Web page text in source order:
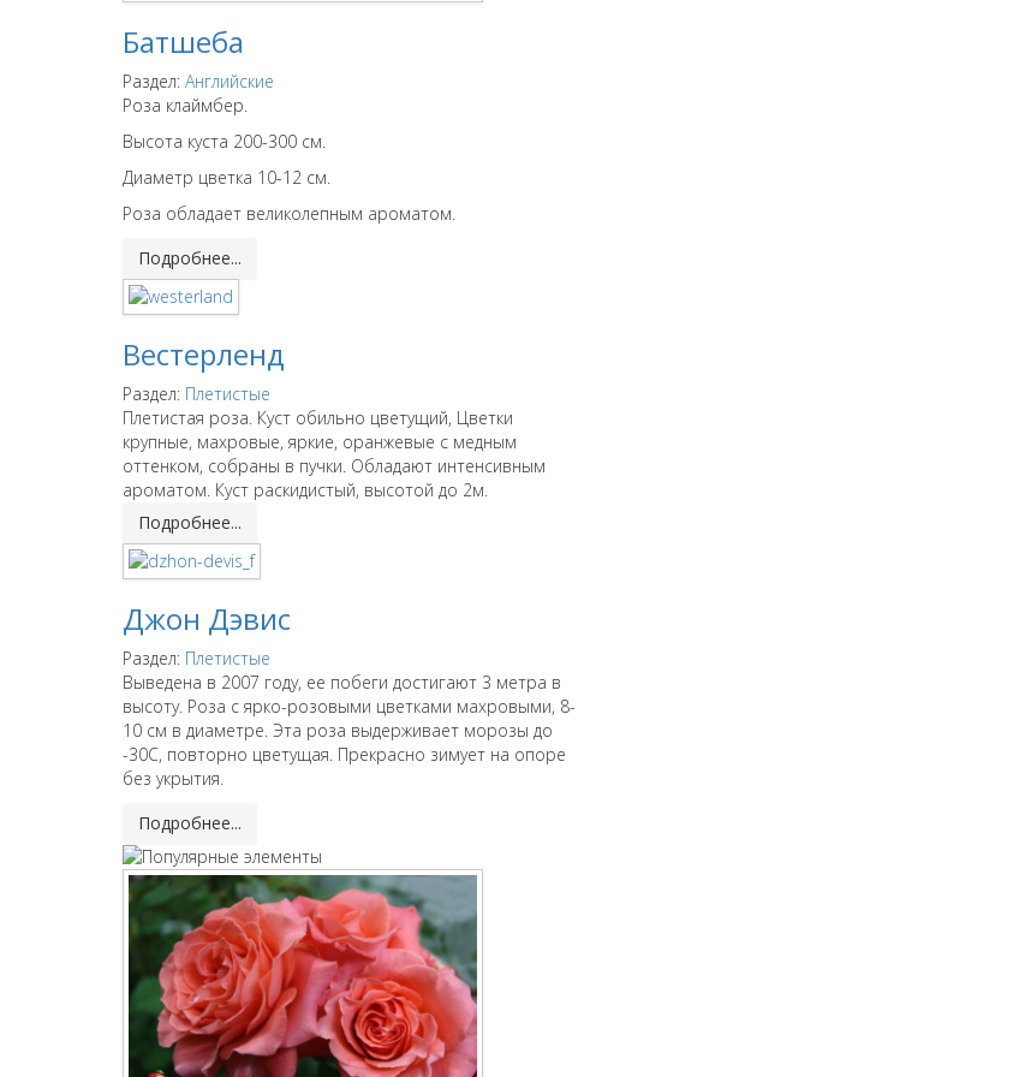
Батшеба
Раздел: Английские
Роза клаймбер.
Высота куста 200-300 см.
Диаметр цветка 10-12 см.
Роза обладает великолепным ароматом.
Подробнее...
Вестерленд
Раздел: Плетистые
Плетистая роза. Куст обильно цветущий, Цветки
крупные, махровые, яркие, оранжевые с медным
оттенком, собраны в пучки. Обладают интенсивным
ароматом. Куст раскидистый, высотой до 2м.
Подробнее...
Джон Дэвис
Раздел: Плетистые
Выведена в 2007 году, ее побеги достигают 3 метра в
высоту. Роза с ярко-розовыми цветками махровыми, 8-
10 см в диаметре. Эта роза выдерживает морозы до
-30С, повторно цветущая. Прекрасно зимует на опоре
без укрытия.
Подробнее...